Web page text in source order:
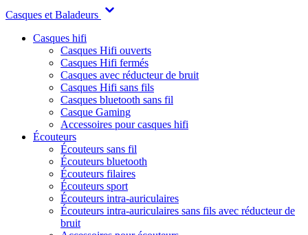
Casques et Baladeurs
Casques hifi
Casques Hifi ouverts
Casques Hifi fermés
Casques avec réducteur de bruit
Casques Hifi sans fils
Casques bluetooth sans fil
Casque Gaming
Accessoires pour casques hifi
Écouteurs
Écouteurs sans fil
Écouteurs bluetooth
Écouteurs filaires
Écouteurs sport
Écouteurs intra-auriculaires
Écouteurs intra-auriculaires sans fils avec réducteur de
bruit